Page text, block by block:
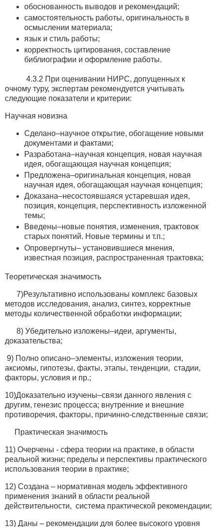
обоснованность выводов и рекомендаций;
самостоятельность работы, оригинальность в
осмыслении материала;
язык и стиль работы;
корректность цитирования, составление
библиографии и оформление работы.
4.3.2 При оценивании НИРС, допущенных к
очному туру, экспертам рекомендуется учитывать
следующие показатели и критерии:
Научная новизна
Сделано–научное открытие, обогащение новыми
документами и фактами;
Разработана–научная концепция, новая научная
идея, обогащающая научная концепция;
Предложена–оригинальная концепция, новая
научная идея, обогащающая научная концепция;
Доказана–несостоявшаяся устаревшая идея,
позиция, концепция, перспективность изложенной
темы;
Введены–новые понятия, изменения, трактовок
старых понятий. Новые термины и т.п.;
Опровергнуты– установившиеся мнения,
известная позиция, распространенная трактовка;
Теоретическая значимость
7)Результативно использованы комплекс базовых
методов исследования, анализ, синтез, корректные
методы количественной обработки информации;
8) Убедительно изложены–идеи, аргументы,
доказательства;
9) Полно описано–элементы, изложения теории,
аксиомы, гипотезы, факты, этапы, тенденции, стадии,
факторы, условия и пр.;
10)Доказательно изучены–связи данного явления с
другим, генезис процесса; внутренние и внешние
противоречия, факторы, причинно-следственные связи;
Практическая значимость
11) Очерчены - сфера теории на практике, в области
реальной жизни; пределы и перспективы практического
использования теории в практике;
12) Создана – нормативная модель эффективного
применения знаний в области реальной
действительности, система практической рекомендации;
13) Даны – рекомендации для более высокого уровня